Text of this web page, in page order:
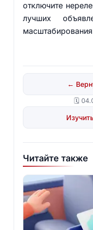
отключите
лучших
←
🗓️
Читайте также